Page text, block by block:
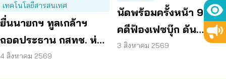
เทคโนโลยีสารสนเทศ
ยื่นนายกฯ ทูลเกล้าฯ
ถอดประธาน กสทช. ห่วง
คุ้มครองผู้บริโภคสะดุด
4 สิงหาคม 2569
นัดพร้อมครั้งหน้า 9 พ.ย.
คดีฟ้องเฟซบุ๊ก ดัน
แพลตฟอร์มร่วมรับผิด
3 สิงหาคม 2569